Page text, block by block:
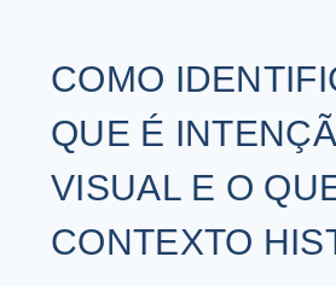
COMO
QUE É
VISUAL E O
CONTEXTO